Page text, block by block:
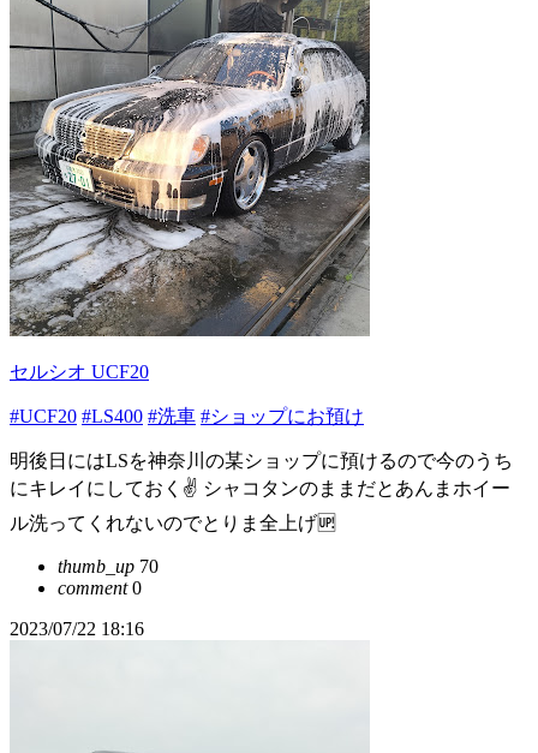
セルシオ UCF20
#UCF20 #LS400 #洗車 #ショップにお預け
明後日にはLSを神奈川の某ショップに預けるので今のうち
にキレイにしておく✌️ シャコタンのままだとあんまホイー
ル洗ってくれないのでとりま全上げ🆙
thumb_up 70
comment0
2023/07/22 18:16